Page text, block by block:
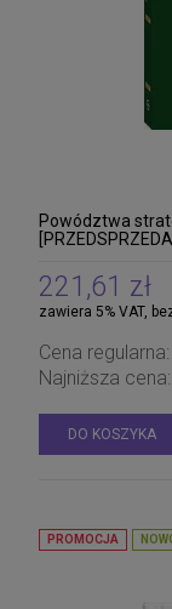
DO KOSZYKA
Najniższa
DO KOSZYKA
Powództwa
221,61 zł
zawiera 5% VAT,
Cena regularna:
Najniższa cena:
DO KOSZYKA
PROMOCJA